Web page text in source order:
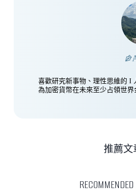
喜歡研究新事物、理性思維的 I
為加密貨幣在未來至少占領世界
推薦文